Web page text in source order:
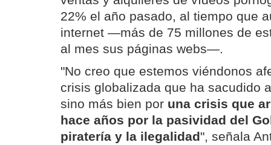
22% el año pasado, al tiempo que
internet —más de 75 millones de
al mes sus páginas webs—.
"No creo que estemos viéndonos
crisis globalizada que ha sacudido
sino más bien por una crisis que
hace años por la pasividad del
piratería y la ilegalidad", señala